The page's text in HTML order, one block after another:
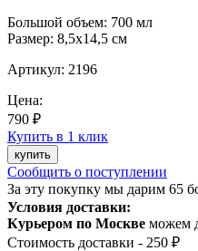
Большой объем: 700 мл
Размер: 8,5х14,5 см
Артикул: 2196
Цена:
790 ₽
Купить в 1 клик
купить
Сообщить о поступлении
За эту покупку мы дарим 65
Условия доставки:
Курьером по Москве можем
Стоимость доставки - 250 ₽